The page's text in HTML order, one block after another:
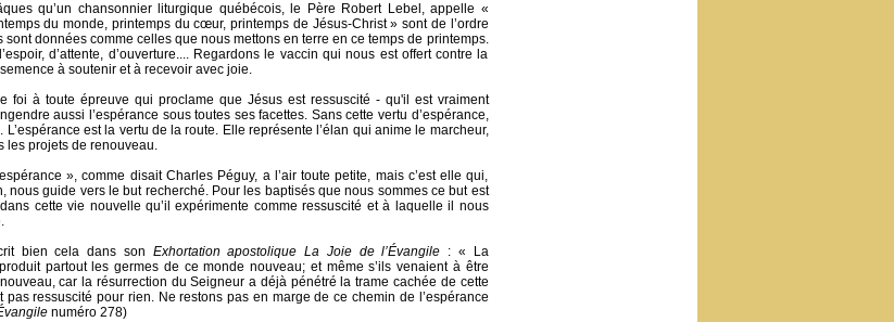
qu’un chansonnier liturgique québécois, le Père Robert Lebel, appelle «
du monde, printemps du cœur, printemps de Jésus-Christ » sont de l’ordre
sont données comme celles que nous mettons en terre en ce temps de printemps.
d’attente, d’ouverture.... Regardons le vaccin qui nous est offert contre la
à soutenir et à recevoir avec joie.
foi à toute épreuve qui proclame que Jésus est ressuscité - qu'il est vraiment
aussi l’espérance sous toutes ses facettes. Sans cette vertu d’espérance,
L’espérance est la vertu de la route. Elle représente l’élan qui anime le marcheur,
les projets de renouveau.
», comme disait Charles Péguy, a l’air toute petite, mais c’est elle qui,
nous guide vers le but recherché. Pour les baptisés que nous sommes ce but est
cette vie nouvelle qu’il expérimente comme ressuscité et à laquelle il nous
bien cela dans son Exhortation apostolique La Joie de l’Évangile : « La
partout les germes de ce monde nouveau; et même s’ils venaient à être
car la résurrection du Seigneur a déjà pénétré la trame cachée de cette
pas ressuscité pour rien. Ne restons pas en marge de ce chemin de l’espérance
numéro 278)